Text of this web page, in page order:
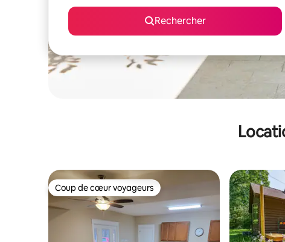
Rechercher
Coup de cœur voyageurs
Coup de cœur voyageurs